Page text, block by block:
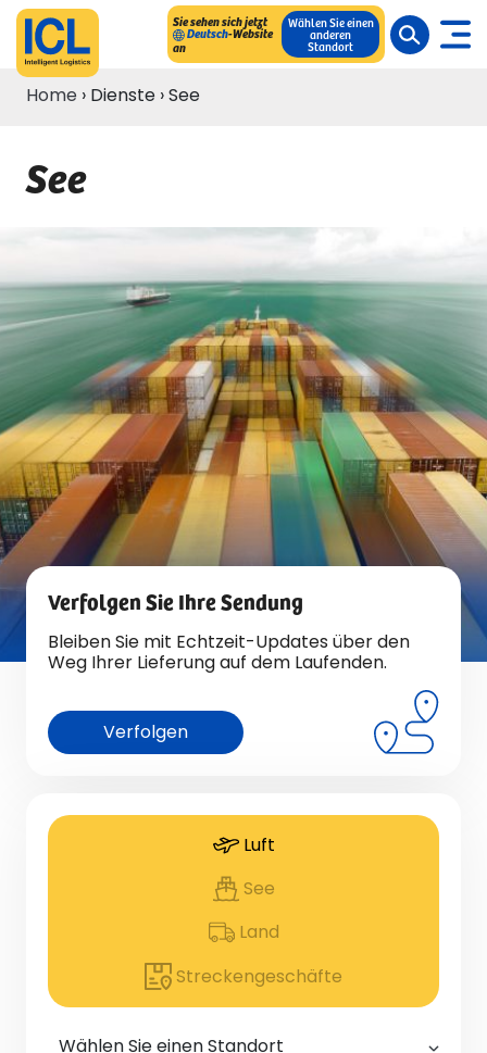
Sie sehen sich jetzt
Deutsch-Website
an
Wählen Sie einen
anderen
Standort
Home › Dienste ›See
See
Verfolgen Sie Ihre Sendung
Bleiben Sie mit Echtzeit-Updates über den
Weg Ihrer Lieferung auf dem Laufenden.
Verfolgen
Luft
See
Land
Streckengeschäfte